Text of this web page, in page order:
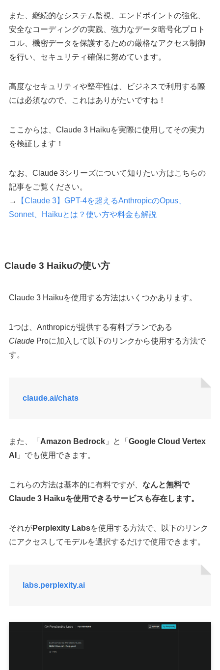
また、継続的なシステム監視、エンドポイントの強化、
安全なコーディングの実践、強力なデータ暗号化プロト
コル、機密データを保護するための厳格なアクセス制御
を行い、セキュリティ確保に努めています。
高度なセキュリティや堅牢性は、ビジネスで利用する際
には必須なので、これはありがたいですね！
ここからは、Claude 3 Haikuを実際に使用してその実力
を検証します！
なお、Claude 3シリーズについて知りたい方はこちらの
記事をご覧ください。
→
【Claude 3】GPT-4を超えるAnthropicのOpus、
Sonnet、Haikuとは？使い方や料金も解説
Claude 3 Haikuの使い方
Claude 3 Haikuを使用する方法はいくつかあります。
1つは、Anthropicが提供する有料プランである
ClaudeProに加入して以下のリンクから使用する方法で
す。
claude.ai/chats
また、「 Amazon Bedrock」と「 Google Cloud Vertex
AI
」でも使用できます。
これらの方法は基本的に有料ですが、 なんと無料で
Claude 3 Haikuを使用できるサービスも存在します。
それがPerplexity Labsを使用する方法で、以下のリンク
にアクセスしてモデルを選択するだけで使用できます。
labs.perplexity.ai